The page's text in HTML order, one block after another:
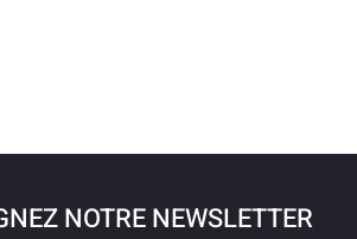
NOTRE NEWSLETTER